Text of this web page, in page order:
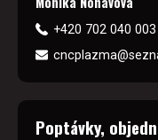
+420 702 040 003
Poptávky,